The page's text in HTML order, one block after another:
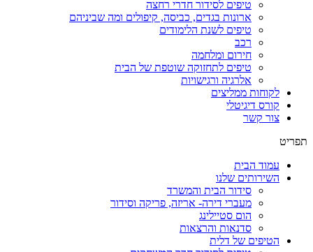
טיפים לסידור חדרי רחצה
ארונות בגדים, כביסה, קיפולים ומה שביניהם
טיפים לשנת הלימודים
רכב
חירום ומלחמה
טיפים לתחזוקה שוטפת של הבית
אלרגיה ורגישויות
לקוחות ממליצים
קורס דיגיטלי
צור קשר
תפריט
עמוד הבית
השירותים שלנו
סידור הבית והמשרד
מעברי דירה- אריזה, פריקה וסידור
הום סטיילינג
סדנאות והרצאות
הטיפים של דלית